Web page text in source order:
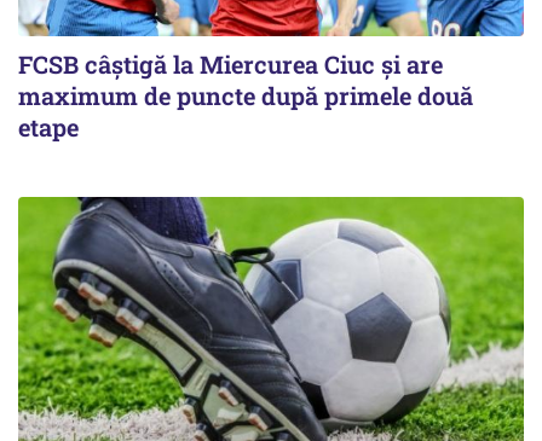
FCSB câştigă la Miercurea Ciuc şi are
maximum de puncte după primele două
etape